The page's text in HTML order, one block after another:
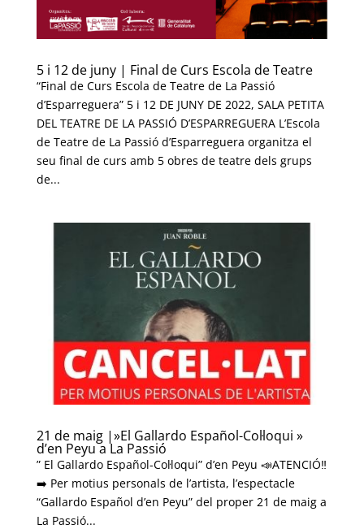
5 i 12 de juny | Final de Curs Escola de Teatre
“Final de Curs Escola de Teatre de La Passió
d’Esparreguera” 5 i 12 DE JUNY DE 2022, SALA PETITA
DEL TEATRE DE LA PASSIÓ D’ESPARREGUERA L’Escola
de Teatre de La Passió d’Esparreguera organitza el
seu final de curs amb 5 obres de teatre dels grups
de...
21 de maig |»El Gallardo Español-Col·loqui »
d’en Peyu a La Passió
” El Gallardo Español-Col·loqui” d’en Peyu 📣ATENCIÓ‼️
➡️ Per motius personals de l’artista, l’espectacle
“Gallardo Español d’en Peyu” del proper 21 de maig a
La Passió...